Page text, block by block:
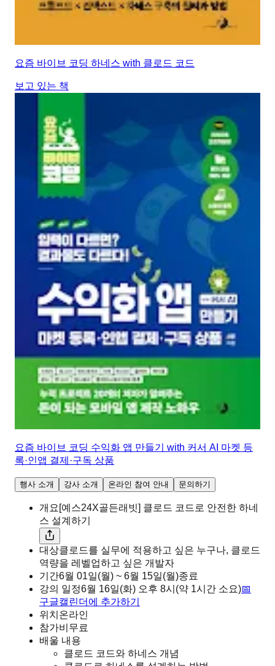
요즘 바이브 코딩 하네스 with 클로드 코드
보고 있는 책
요즘 바이브 코딩 수익화 앱 만들기 with 커서 AI 마켓 등
록·인앱 결제·구독 상품
행사 소개 강사 소개 온라인 참여 안내 문의하기
개요 [예스24X골든래빗] 클로드 코드로 안전한 하네
스 설계하기
대상클로드를 실무에 적용하고 싶은 누구나, 클로드
역량을 레벨업하고 싶은 개발자
기간6월 01일(월) ~ 6월 15일(월)종료
강의 일정6월 16일(화) 오후 8시 (약 1시간 소요)📅
구글캘린더에 추가하기
위치 온라인
참가비 무료
배울 내용
클로드 코드와 하네스 개념